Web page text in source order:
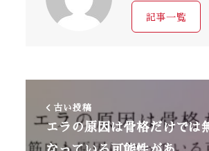
記事一覧
古い投稿
エラの原因は骨格だけでは